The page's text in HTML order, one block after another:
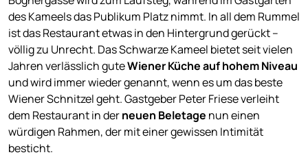
des Kameels das Publikum Platz nimmt. In all dem Rummel
ist das Restaurant etwas in den Hintergrund gerückt –
völlig zu Unrecht. Das Schwarze Kameel bietet seit vielen
Jahren verlässlich guteWiener Küche auf hohem Niveau
und wird immer wieder genannt, wenn es um das beste
Wiener Schnitzel geht. Gastgeber Peter Friese verleiht
dem Restaurant in derneuen Beletage nun einen
würdigen Rahmen, der mit einer gewissen Intimität
besticht.